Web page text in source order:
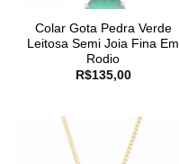
Colar Gota Pedra Verde
Leitosa Semi Joia Fina Em
Rodio
R$135,00